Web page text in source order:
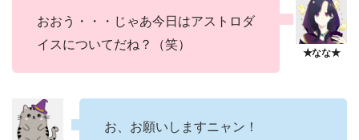
おおう・・・じゃあ今日はアストロダ
イスについてだね？（笑）
お、お願いしますニャン！